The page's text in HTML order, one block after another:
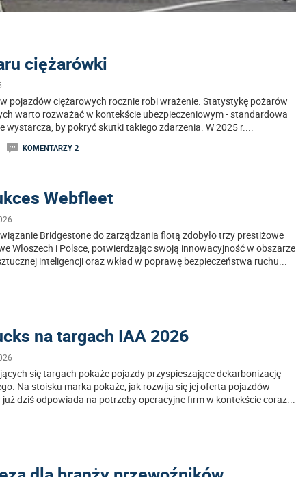
ciężarówki
pojazdów ciężarowych rocznie robi wrażenie. Statystykę pożarów
warto rozważać w kontekście ubezpieczeniowym - standardowa
wystarcza, by pokryć skutki takiego zdarzenia. W 2025 r....
KOMENTARZY 2
Webfleet
Bridgestone do zarządzania flotą zdobyło trzy prestiżowe
Włoszech i Polsce, potwierdzając swoją innowacyjność w obszarze
inteligencji oraz wkład w poprawę bezpieczeństwa ruchu...
na targach IAA 2026
się targach pokaże pojazdy przyspieszające dekarbonizację
Na stoisku marka pokaże, jak rozwija się jej oferta pojazdów
dziś odpowiada na potrzeby operacyjne firm w kontekście coraz...